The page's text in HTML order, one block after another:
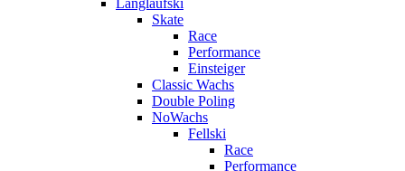
Langlaufski
Skate
Race
Performance
Einsteiger
Classic Wachs
Double Poling
NoWachs
Fellski
Race
Performance